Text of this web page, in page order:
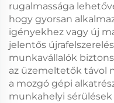
rugalmassága
hogy gyorsan
igényekhez vagy új
jelentős
munkavállalók
az üzemeltetők távol
a mozgó gépi
munkahelyi